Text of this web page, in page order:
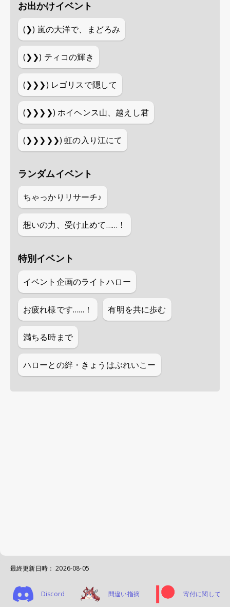
お出かけイベント
(❯) 嵐の大洋で、まどろみ
(❯❯) ティコの輝き
(❯❯❯) レゴリスで隠して
(❯❯❯❯)ホイヘンス山、越えし君
(❯❯❯❯❯)虹の入り江にて
ランダムイベント
ちゃっかりリサーチ♪
想いの力、受け止めて……！
特別イベント
イベント企画のライトハロー
お疲れ様です……！ 有明を共に歩む
満ちる時まで
ハローとの絆・きょうはぶれいこー
最終更新日時： 2026-08-05
Discord 間違い指摘 寄付に関して